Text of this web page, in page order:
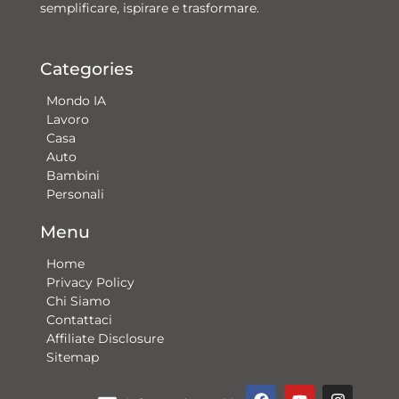
semplificare, ispirare e trasformare.
Categories
Mondo IA
Lavoro
Casa
Auto
Bambini
Personali
Menu
Home
Privacy Policy
Chi Siamo
Contattaci​
Affiliate Disclosure
Sitemap
F
Y
I
G